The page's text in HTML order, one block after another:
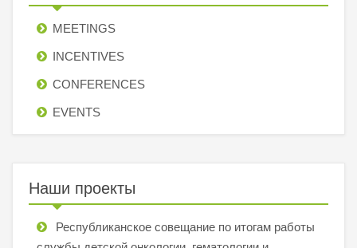
MEETINGS
INCENTIVES
СONFERENCES
EVENTS
Наши проекты
Республиканское совещание по итогам работы